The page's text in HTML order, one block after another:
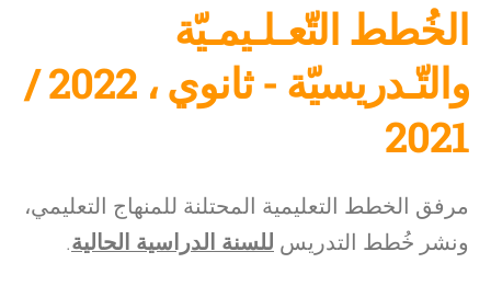
الخُطط التّعـلـيمـيّة
والتّـدريسيّة - ثانوي
، 2022 /
2021
مرفق الخطط التعليمية المحتلنة للمنهاج التعليمي،
ونشر خُطط التدريس للسنة الدراسية الحالية.